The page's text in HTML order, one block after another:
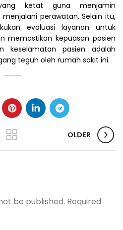
ketat guna menjamin
perawatan. Selain itu,
evaluasi layanan untuk
memastikan kepuasan pasien
keselamatan pasien adalah
teguh oleh rumah sakit ini.
OLDER
be published. Required